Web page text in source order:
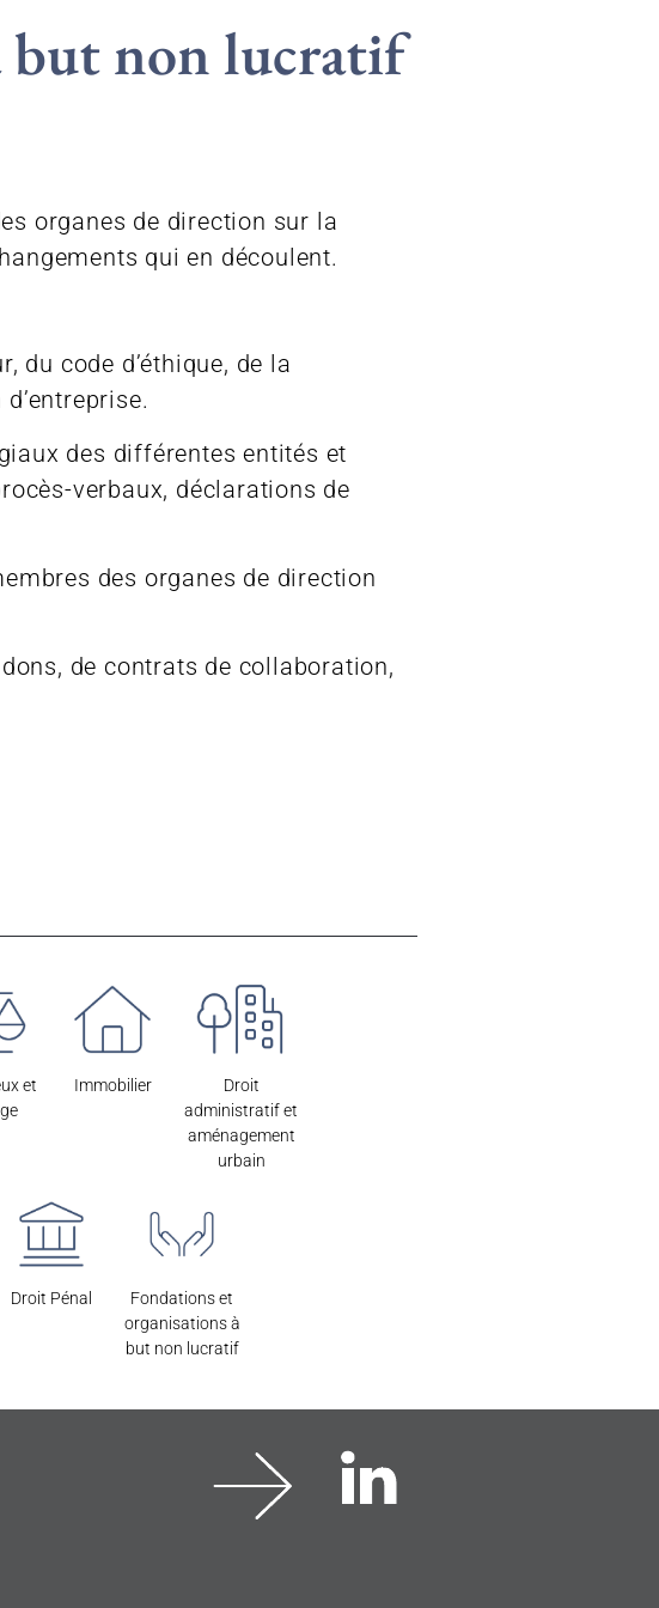
but non lucratif
organes de direction sur la
qui en découlent.
du code d’éthique, de la
des différentes entités et
verbaux, déclarations de
des organes de direction
de contrats de collaboration,
et
Immobilier
Droit
administratif et
aménagement
urbain
Droit Pénal
Fondations et
organisations à
but non lucratif